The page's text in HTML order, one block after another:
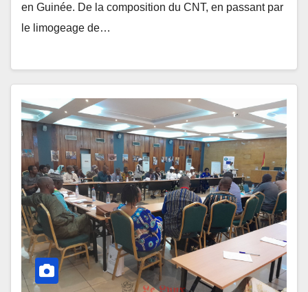
en Guinée. De la composition du CNT, en passant par
le limogeage de…